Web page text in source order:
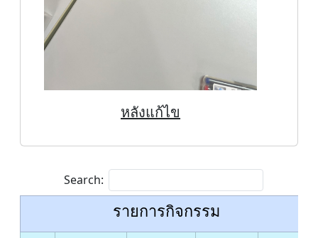
หลังแก้ไข
Search:
รายการกิจกรรม